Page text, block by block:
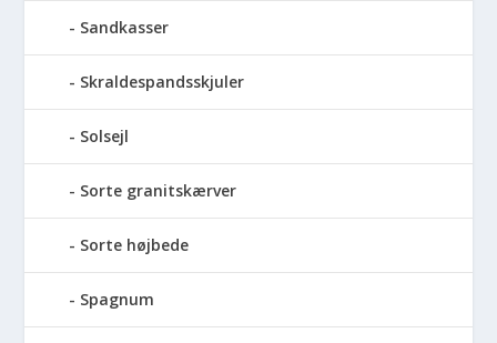
Sandkasser
Skraldespandsskjuler
Solsejl
Sorte granitskærver
Sorte højbede
Spagnum